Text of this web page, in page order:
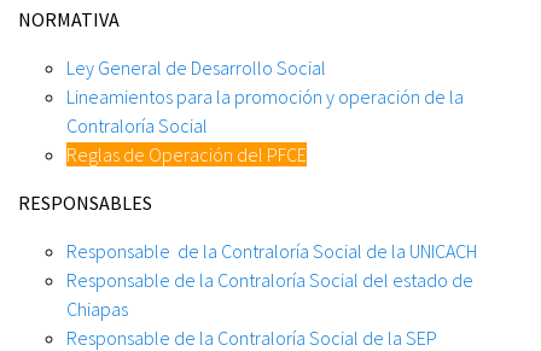
NORMATIVA
Ley General de Desarrollo Social
Lineamientos para la promoción y operación de la
Contraloría Social
Reglas de Operación del PFCE
RESPONSABLES
Responsable de la Contraloría Social de la UNICACH
Responsable de la Contraloría Social del estado de
Chiapas
Responsable de la Contraloría Social de la SEP